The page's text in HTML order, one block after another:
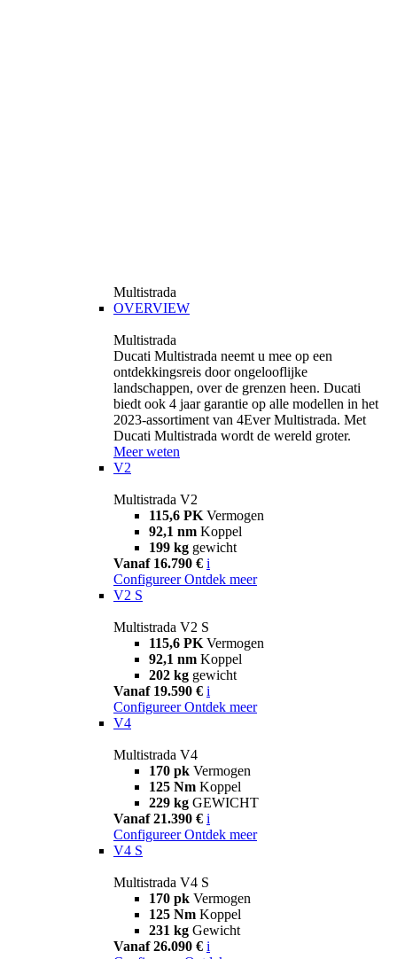
Multistrada
OVERVIEW
Multistrada
Ducati Multistrada neemt u mee op een
ontdekkingsreis door ongelooflijke
landschappen, over de grenzen heen. Ducati
biedt ook 4 jaar garantie op alle modellen in het
2023-assortiment van 4Ever Multistrada. Met
Ducati Multistrada wordt de wereld groter.
Meer weten
V2
Multistrada V2
115,6 PK Vermogen
92,1 nm Koppel
199 kg gewicht
Vanaf 16.790 € i
Configureer Ontdek meer
V2 S
Multistrada V2 S
115,6 PK Vermogen
92,1 nm Koppel
202 kg gewicht
Vanaf 19.590 € i
Configureer Ontdek meer
V4
Multistrada V4
170 pk Vermogen
125 Nm Koppel
229 kg GEWICHT
Vanaf 21.390 € i
Configureer Ontdek meer
V4 S
Multistrada V4 S
170 pk Vermogen
125 Nm Koppel
231 kg Gewicht
Vanaf 26.090 € i